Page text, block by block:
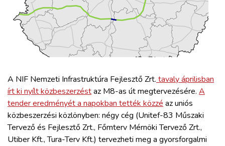
ELLÁTÁSI LÁNC
ZÖLDÚT
BLOG
ARCHÍVUM
A NIF Nemzeti Infrastruktúra Fejlesztő Zrt. tavaly áprilisban
írt ki nyílt közbeszerzéstaz M8-as út megtervezésére. A
tender eredményét a napokban tették közzé az uniós
közbeszerzési közlönyben: négy cég (Unitef-83 Műszaki
Tervező és Fejlesztő Zrt., Főmterv Mérnöki Tervező Zrt.,
Utiber Kft., Tura-Terv Kft.) tervezheti meg a gyorsforgalmi